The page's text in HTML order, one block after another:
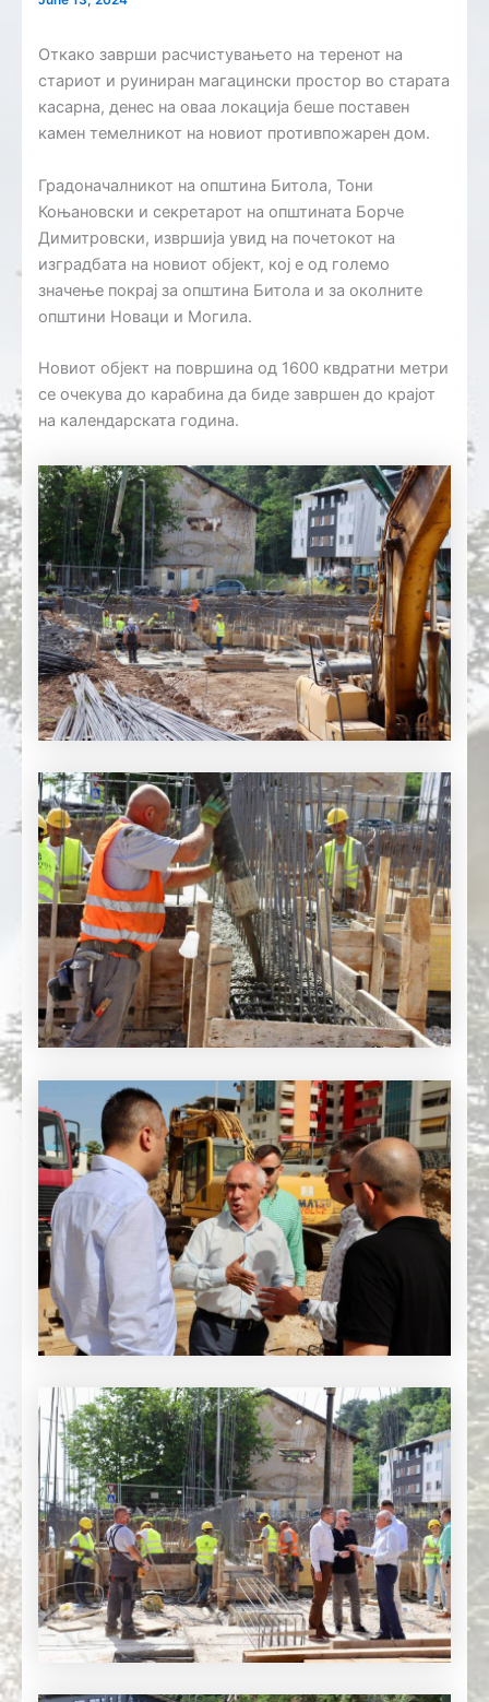
Откако заврши расчистувањето на теренот на
стариот и руиниран магацински простор во старата
касарна, денес на оваа локација беше поставен
камен темелникот на новиот противпожарен дом.
Градоначалникот на општина Битола, Тони
Коњановски и секретарот на општината Борче
Димитровски, извршија увид на почетокот на
изградбата на новиот објект, кој е од големо
значење покрај за општина Битола и за околните
општини Новаци и Могила.
Новиот објект на површина од 1600 квдратни метри
се очекува до карабина да биде завршен до крајот
на календарската година.